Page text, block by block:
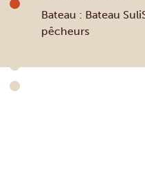
Bateau : Bateau
pêcheurs